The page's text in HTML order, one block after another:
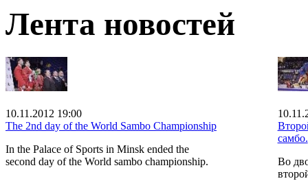
Лента новостей
10.11.2012 19:00
The 2nd day of the World Sambo Championship
In the Palace of Sports in Minsk ended the
second day of the World sambo championship.
самбо.
Во